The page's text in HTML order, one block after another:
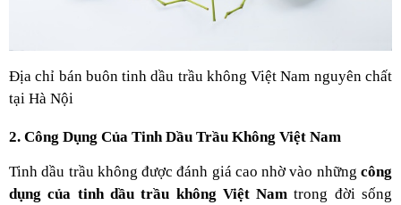
Địa chỉ bán buôn tinh dầu trầu không Việt Nam nguyên chất
tại Hà Nội
2. Công Dụng Của Tinh Dầu Trầu Không Việt Nam
Tinh dầu trầu không được đánh giá cao nhờ vào những công
dụng của tinh dầu trầu không Việt Nam trong đời sống